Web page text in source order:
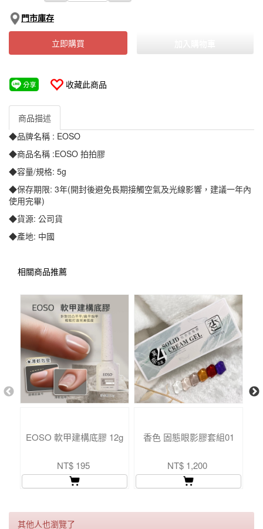
門市庫存
立即購買
收藏此商品
商品描述
◆品牌名稱 : EOSO
◆商品名稱 :EOSO 拍拍膠
◆容量/規格: 5g
◆保存期限: 3年(開封後避免長期接觸空氣及光線影響，建議一年內
使用完畢)
◆貨源: 公司貨
◆產地: 中國
相關商品推薦
EOSO 軟甲建構底膠 12g
NT$ 195
香色 固態眼影膠套組01
NT$ 1,200
其他人也瀏覽了